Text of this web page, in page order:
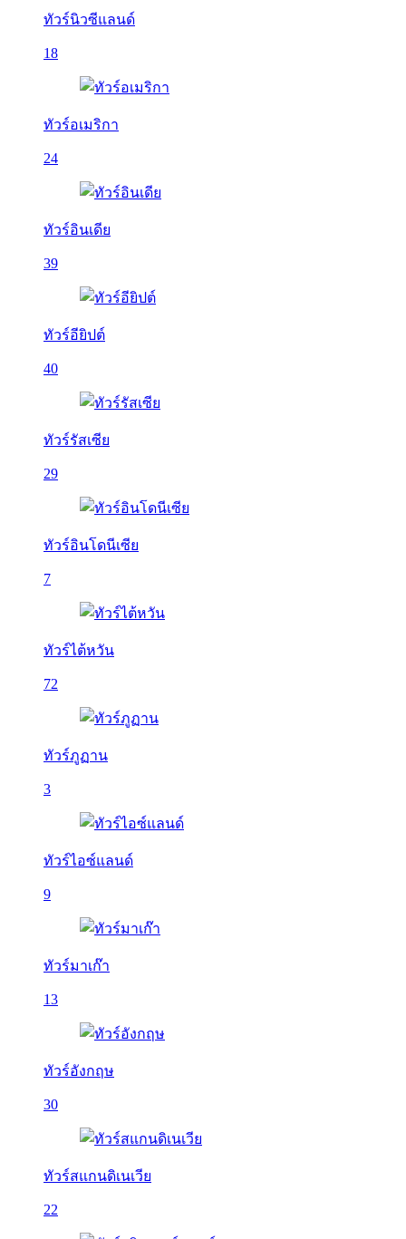
ทัวร์นิวซีแลนด์
18
ทัวร์อเมริกา
24
ทัวร์อินเดีย
39
ทัวร์อียิปต์
40
ทัวร์รัสเซีย
29
ทัวร์อินโดนีเซีย
7
ทัวร์ไต้หวัน
72
ทัวร์ภูฏาน
3
ทัวร์ไอซ์แลนด์
9
ทัวร์มาเก๊า
13
ทัวร์อังกฤษ
30
ทัวร์สแกนดิเนเวีย
22